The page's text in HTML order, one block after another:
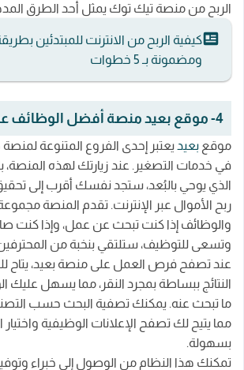
الربح من منصة تيك توك يمثل أحد الطرق
كيفية الربح من الانترنت للمبتدئين
ومضمونة بـ 5 خطوات
4- موقع بعيد منصة أفضل الوظائف عن بعد
موقع بعيد يعتبر إحدى الفروع المتنوعة
في خدمات التصغير. عند زيارتك لهذه المنصة،
الذي يوحي بالبُعد، ستجد نفسك أقرب إلى
ربح الأموال عبر الإنترنت. تقدم المنصة
والوظائف إذا كنت تبحث عن عمل، وإذا كنت
وتسعى للتوظيف، ستلتقي بنخبة من
عند تصفح فرص العمل على منصة بعيد، يتاح
النتائج ببساطة بمجرد النقر، مما يسهل عليك
ما تبحث عنه. يمكنك تصفية البحث حسب
مما يتيح لك تصفح الإعلانات الوظيفية
بسهولة.
تمكنك هذا النظام من الوصول إلى خبراء